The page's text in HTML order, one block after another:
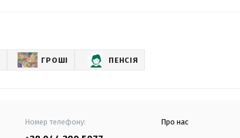
ГРОШІ ПЕНСІЯ
Номер телефону: Про нас